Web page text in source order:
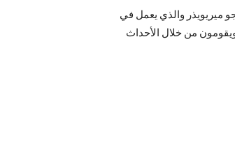
ميريويذر والذي يعمل في
من خلال الأحداث